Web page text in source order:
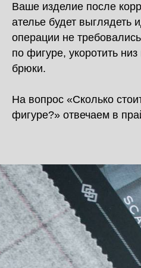
‎Ваше изделие после
ателье будет выглядеть
операции не
по фигуре, укоротить
брюки.
На вопрос «‎Сколько
фигуре?» отвечаем в